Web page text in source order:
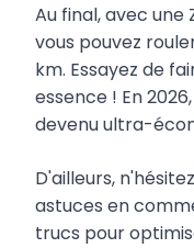
Au final, avec
vous pouvez
km. Essayez de
essence ! En
devenu ultra-
D'ailleurs,
astuces en
trucs pour